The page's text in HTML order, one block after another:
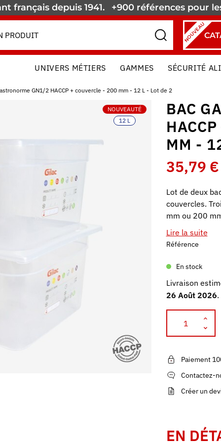
français depuis 1941. +900 références pour
NOUVEAU
UNIVERS MÉTIERS GAMMES SÉCURITÉ
GN1/2 HACCP + couvercle - 200 mm - 12 L - Lot de 2
NOUVEAUTÉ
12 L
BAC
MM -
35,79
Lot de deux
couvercles.
mm ou 200
Lire la suite
Référence
En stock
Livraison
26 Août 2026.
Paiement
Contactez-
Créer un
EN